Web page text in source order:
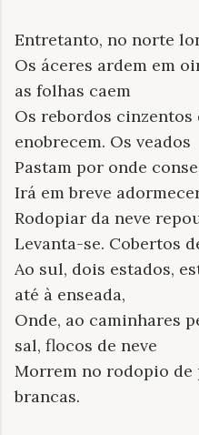
Entretanto, no norte
Os áceres ardem em
as folhas caem
Os rebordos cinzentos
enobrecem. Os veados
Pastam por onde
Irá em breve
Rodopiar da neve
Levanta-se. Cobertos
Ao sul, dois estados,
até à enseada,
Onde, ao caminhares
sal, flocos de neve
Morrem no rodopio de
brancas.